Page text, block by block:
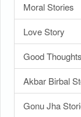
Moral Stories
Love Story
Good Thoughts
Akbar Birbal
Gonu Jha